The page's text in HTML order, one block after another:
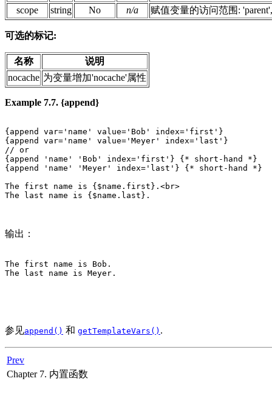
scope
string No n/a 赋值变量的访问范围:
可选的标记:
名称
说明
nocache 为变量增加'nocache'属性
Example 7.7. {append}
{append var='name' value='Bob' index='first'}
{append var='name' value='Meyer' index='last'}
// or
{append 'name' 'Bob' index='first'} {* short-hand *}
{append 'name' 'Meyer' index='last'} {* short-hand *}
The first name is {$name.first}.<br>
The last name is {$name.last}.
输出：
The first name is Bob.
The last name is Meyer.
参见append() 和 getTemplateVars() .
Prev
Chapter 7. 内置函数